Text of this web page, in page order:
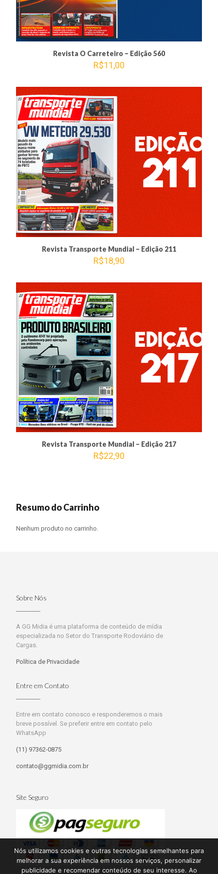
Revista O Carreteiro – Edição 560
R$11,00
Revista Transporte Mundial – Edição 211
R$18,90
Revista Transporte Mundial – Edição 217
R$22,90
Resumo do Carrinho
Nenhum produto no carrinho.
Sobre Nós
A GG Midia é uma plataforma de conteúdo de mídia
especializada no Setor do Transporte Rodoviário de
Cargas.
Política de Privacidade
Entre em Contato
Entre em contato conosco e responderemos o mais
breve possível. Se preferir entre em contato pelo
WhatsApp
(11) 97362-0875
contato@ggmidia.com.br
Site Seguro
Nós utilizamos cookies e outras tecnologias semelhantes para
melhorar a sua experiência em nossos serviços, personalizar
publicidade e recomendar conteúdo de seu interesse. Ao